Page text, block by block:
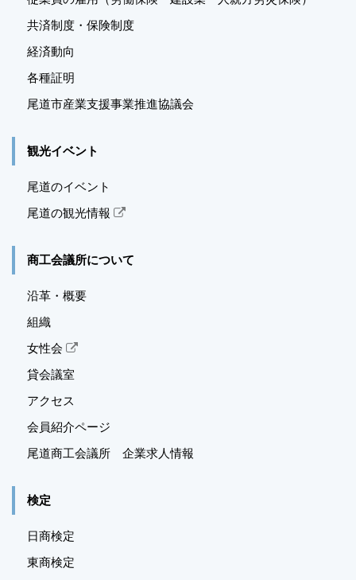
共済制度・保険制度
経済動向
各種証明
尾道市産業支援事業推進協議会
観光イベント
尾道のイベント
尾道の観光情報
商工会議所について
沿革・概要
組織
女性会
貸会議室
アクセス
会員紹介ページ
尾道商工会議所 企業求人情報
検定
日商検定
東商検定